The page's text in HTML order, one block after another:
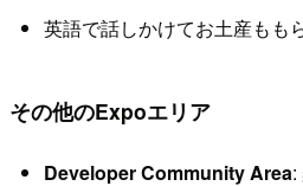
英語で話しかけてお土産もも
その他のExpoエリア
Developer Community Area: